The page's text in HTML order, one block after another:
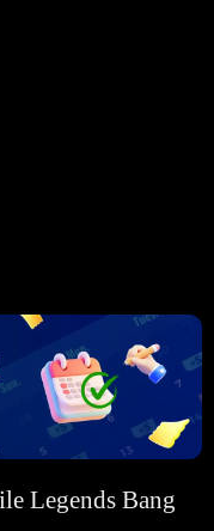
Legends Bang